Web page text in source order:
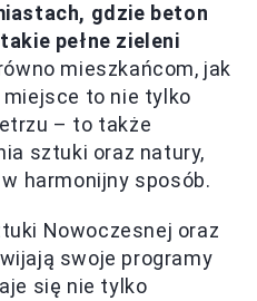
gdzie beton
pełne zieleni
mieszkańcom, jak
to nie tylko
– to także
sztuki oraz natury,
harmonijny sposób.
Nowoczesnej oraz
swoje programy
się nie tylko